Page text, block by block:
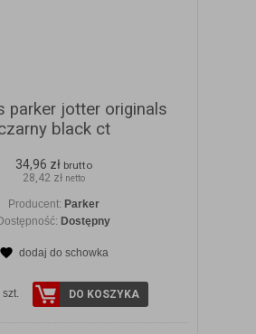
parker jotter originals
black ct
34,96 zł brutto
28,42 zł netto
Producent: Parker
Dostępny
dodaj do schowka
szt. DO KOSZYKA